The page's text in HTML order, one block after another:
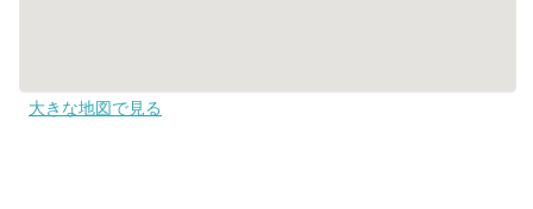
大きな地図で見る